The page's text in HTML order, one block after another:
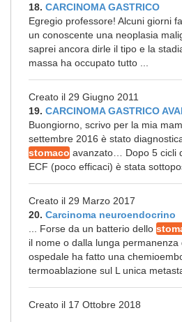
18. CARCINOMA GASTRICO
Egregio professore! Alcuni giorni
un conoscente una neoplasia
saprei ancora dirle il tipo e la
massa ha occupato tutto ...
Creato il 29 Giugno 2011
19. CARCINOMA GASTRICO
Buongiorno, scrivo per la mia
settembre 2016 è stato
stomaco avanzato… Dopo 5 cicli
ECF (poco efficaci) è stata
Creato il 29 Marzo 2017
20. Carcinoma neuroendocrino
... Forse da un batterio dello
il nome o dalla lunga
ospedale ha fatto una
termoablazione sul L unica
Creato il 17 Ottobre 2018